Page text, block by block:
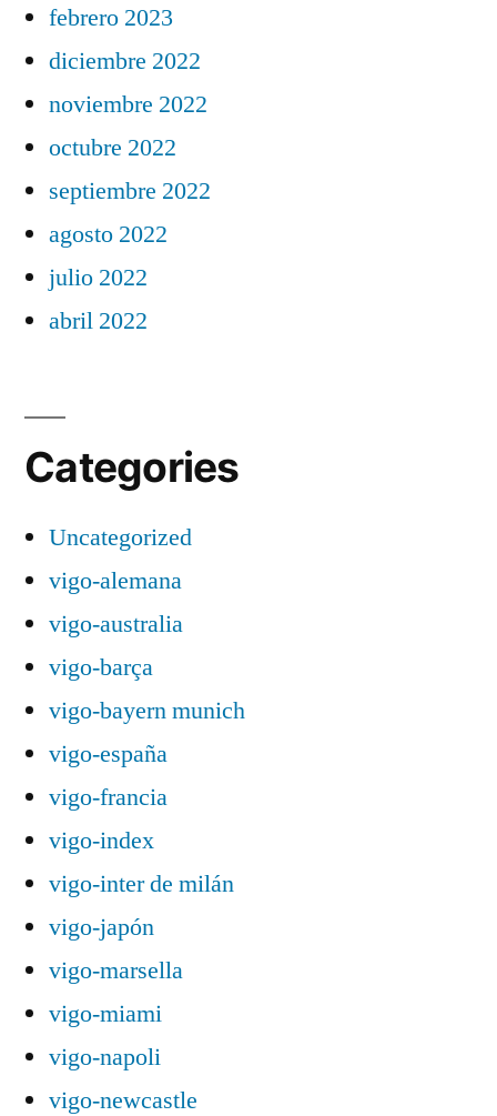
febrero 2023
diciembre 2022
noviembre 2022
octubre 2022
septiembre 2022
agosto 2022
julio 2022
abril 2022
Categories
Uncategorized
vigo-alemana
vigo-australia
vigo-barça
vigo-bayern munich
vigo-españa
vigo-francia
vigo-index
vigo-inter de milán
vigo-japón
vigo-marsella
vigo-miami
vigo-napoli
vigo-newcastle